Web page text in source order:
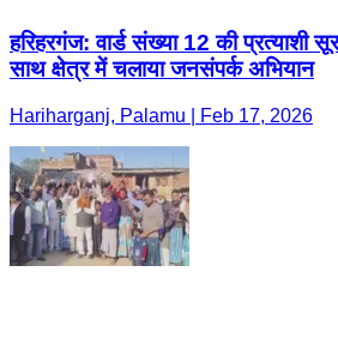
हरिहरगंज: वार्ड संख्या 12 की प्रत्याशी
साथ क्षेत्र में चलाया जनसंपर्क अभियान
Hariharganj, Palamu | Feb 17, 2026